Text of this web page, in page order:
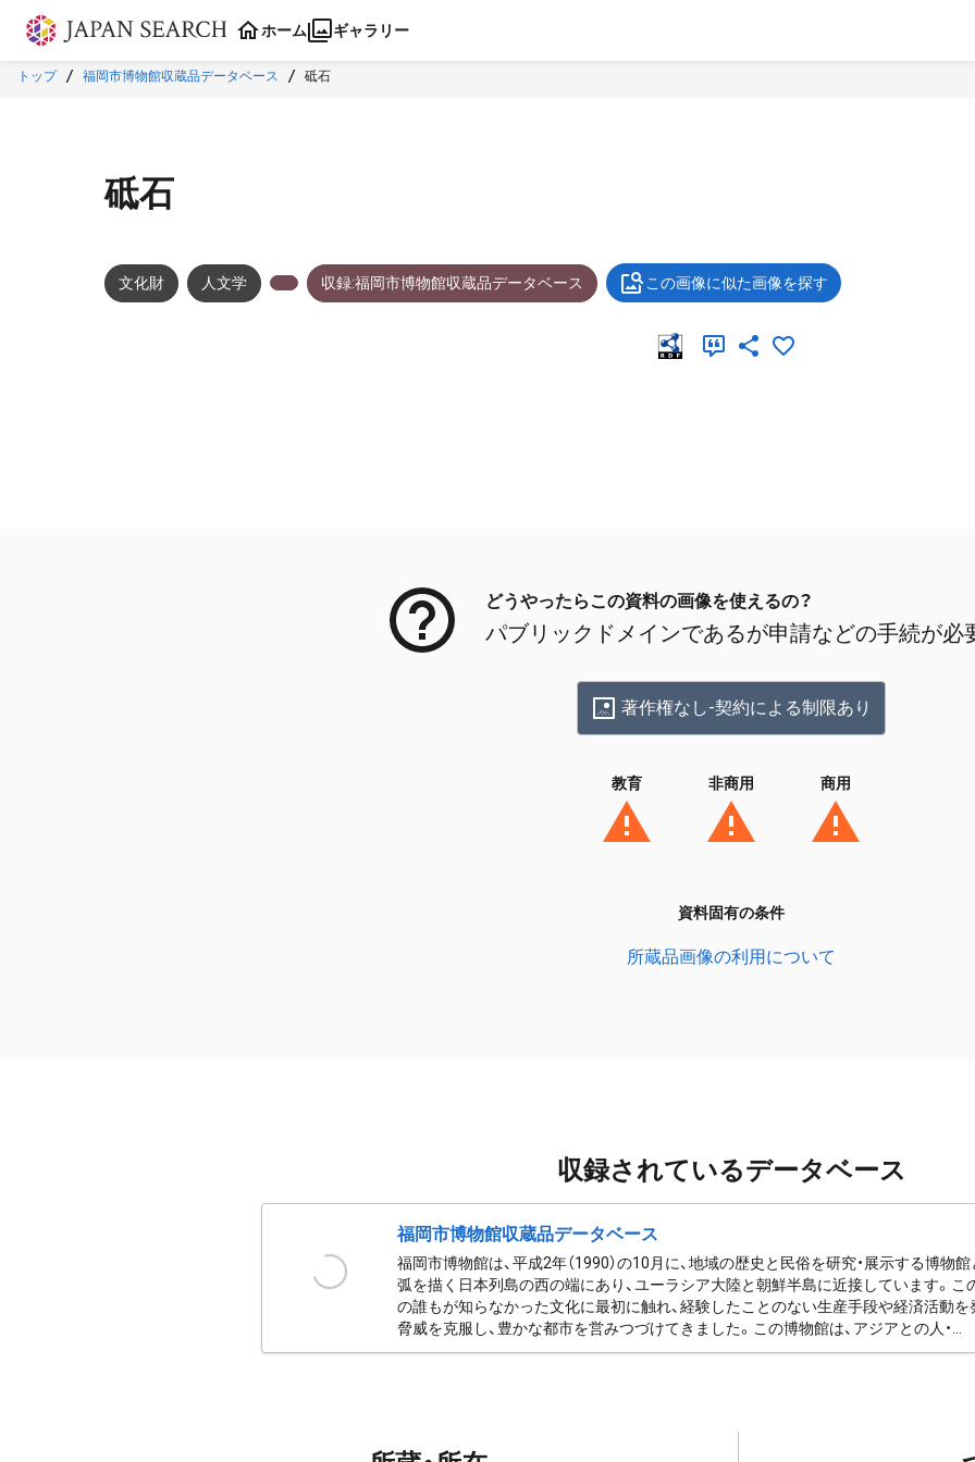
本文に飛ぶ
ホーム ギャラリー
トップ 福岡市博物館収蔵品データベース 砥石
砥石
文化財 人文学 収録:福岡市博物館収蔵品データベース この画像に似た画像を探す
どうやったらこの資料の画像を使えるの？
パブリックドメインであるが申請などの手続が必
著作権なし-契約による制限あり
教育 非商用 商用
資料固有の条件
所蔵品画像の利用について
収録されているデータベース
福岡市博物館収蔵品データベース
福岡市博物館は、平成2年（1990）の10月に、地域の歴史と民俗を研究・展示する博物
弧を描く日本列島の西の端にあり、ユーラシア大陸と朝鮮半島に近接しています。こ
の誰もが知らなかった文化に最初に触れ、経験したことのない生産手段や経済活動を
脅威を克服し、豊かな都市を営みつづけてきました。この博物館は、アジアとの人・...